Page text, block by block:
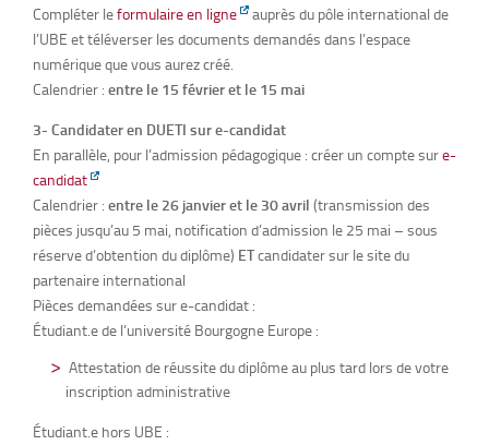
Compléter leformulaire en ligne
auprès du pôle international de
l’UBE et téléverser les documents demandés dans l’espace
numérique que vous aurez créé.
Calendrier : entre le 15 février et le 15 mai
3- Candidater en DUETI sur e-candidat
En parallèle, pour l’admission pédagogique : créer un compte sure-
candidat
Calendrier : entre le 26 janvier et le 30 avril (transmission des
pièces jusqu’au 5 mai, notification d’admission le 25 mai – sous
réserve d’obtention du diplôme) ETcandidater sur le site du
partenaire international
Pièces demandées sur e-candidat :
Étudiant.e de l’université Bourgogne Europe :
Attestation de réussite du diplôme au plus tard lors de votre
inscription administrative
Étudiant.e hors UBE :